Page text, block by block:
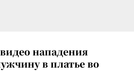
нападения
в платье во